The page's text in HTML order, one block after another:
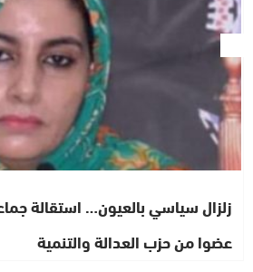
عضوا من حزب العدالة والتنمية